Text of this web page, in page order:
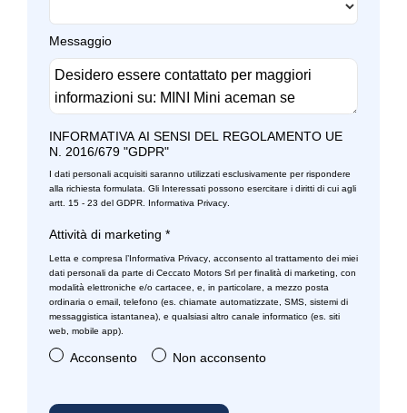
Messaggio
INFORMATIVA AI SENSI DEL REGOLAMENTO UE
N. 2016/679 "GDPR"
I dati personali acquisiti saranno utilizzati esclusivamente per rispondere
alla richiesta formulata. Gli Interessati possono esercitare i diritti di cui agli
artt. 15 - 23 del GDPR.
Informativa Privacy.
Attività di marketing *
Letta e compresa l’ Informativa Privacy, acconsento al trattamento dei miei
dati personali da parte di Ceccato Motors Srl per finalità di marketing, con
modalità elettroniche e/o cartacee, e, in particolare, a mezzo posta
ordinaria o email, telefono (es. chiamate automatizzate, SMS, sistemi di
messaggistica istantanea), e qualsiasi altro canale informatico (es. siti
web, mobile app).
Acconsento Non acconsento